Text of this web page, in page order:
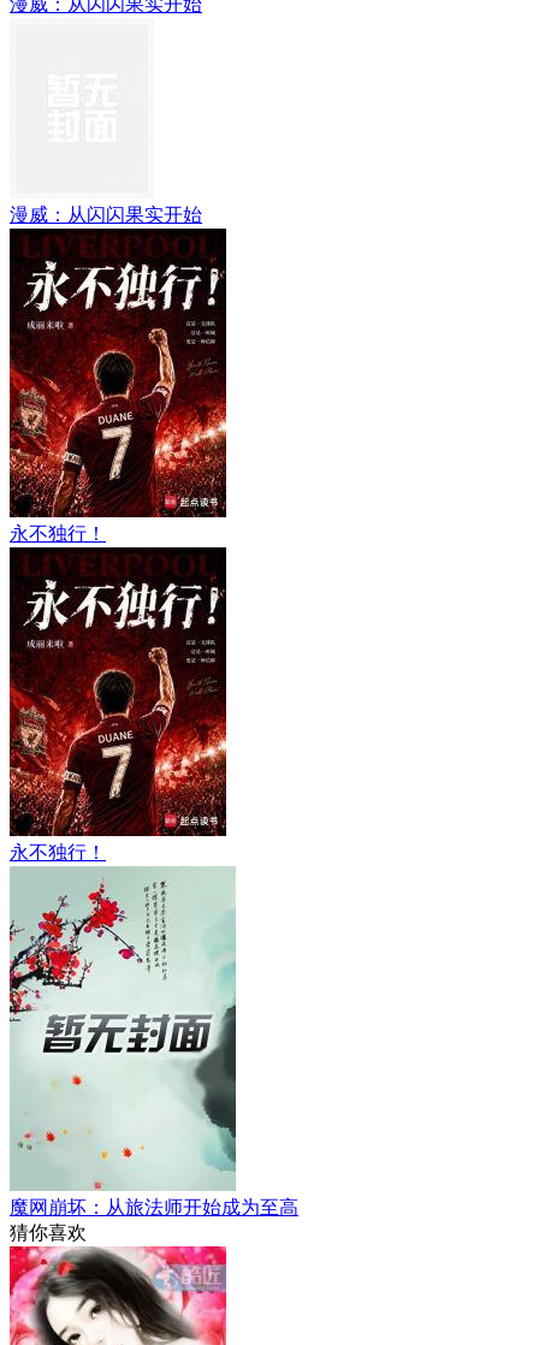
漫威：从闪闪果实开始
漫威：从闪闪果实开始
永不独行！
永不独行！
魔网崩坏：从旅法师开始成为至高
猜你喜欢